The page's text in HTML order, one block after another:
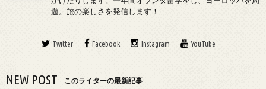
遊。旅の楽しさを発信します！
Twitter Facebook Instagram YouTube
NEW POST このライターの最新記事